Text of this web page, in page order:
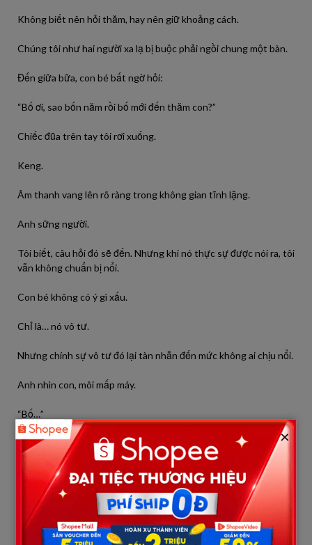
Không biết nên hỏi thăm, hay nên giữ khoảng cách.
Chúng tôi như hai người xa lạ bị buộc phải ngồi chung một bàn.
Đến giữa bữa, con bé bất ngờ hỏi:
“Bố ơi, sao bốn năm rồi bố mới đến thăm con?”
Chiếc đũa trên tay tôi rơi xuống.
Keng.
Âm thanh vang lên rõ ràng trong không gian tĩnh lặng.
Anh sững người.
Tôi biết, câu hỏi đó sẽ đến. Nhưng khi nó thực sự được nói ra, tôi
vẫn không chuẩn bị nổi.
Con bé không có ý gì xấu.
Chỉ là… nó vô tư.
Nhưng chính sự vô tư đó lại tàn nhẫn đến mức không ai chịu nổi.
Anh nhìn con, môi mấp máy.
“Bố…”
Anh dừng lại.
Một lúc rất lâu.
Rồi anh nói, giọng thấp hẳn:
“Bố bận.”
×